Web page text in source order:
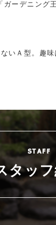
ーデニング
いＡ型。趣味
タッ